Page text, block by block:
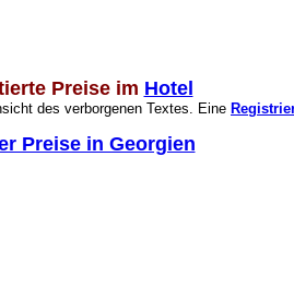
Preise im Hotel
des verborgenen Textes. Eine
Preise in Georgien